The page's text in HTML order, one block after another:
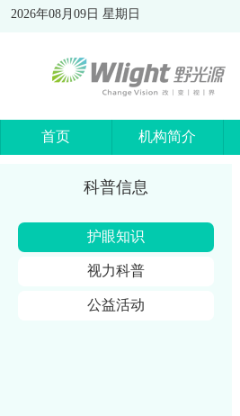
2026年08月09日 星期日
首页 机构简介
科普信息
护眼知识
视力科普
公益活动